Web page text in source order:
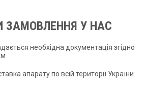
ЗАМОВЛЕННЯ У НАС
необхідна документація згідно
апарату по всій території України